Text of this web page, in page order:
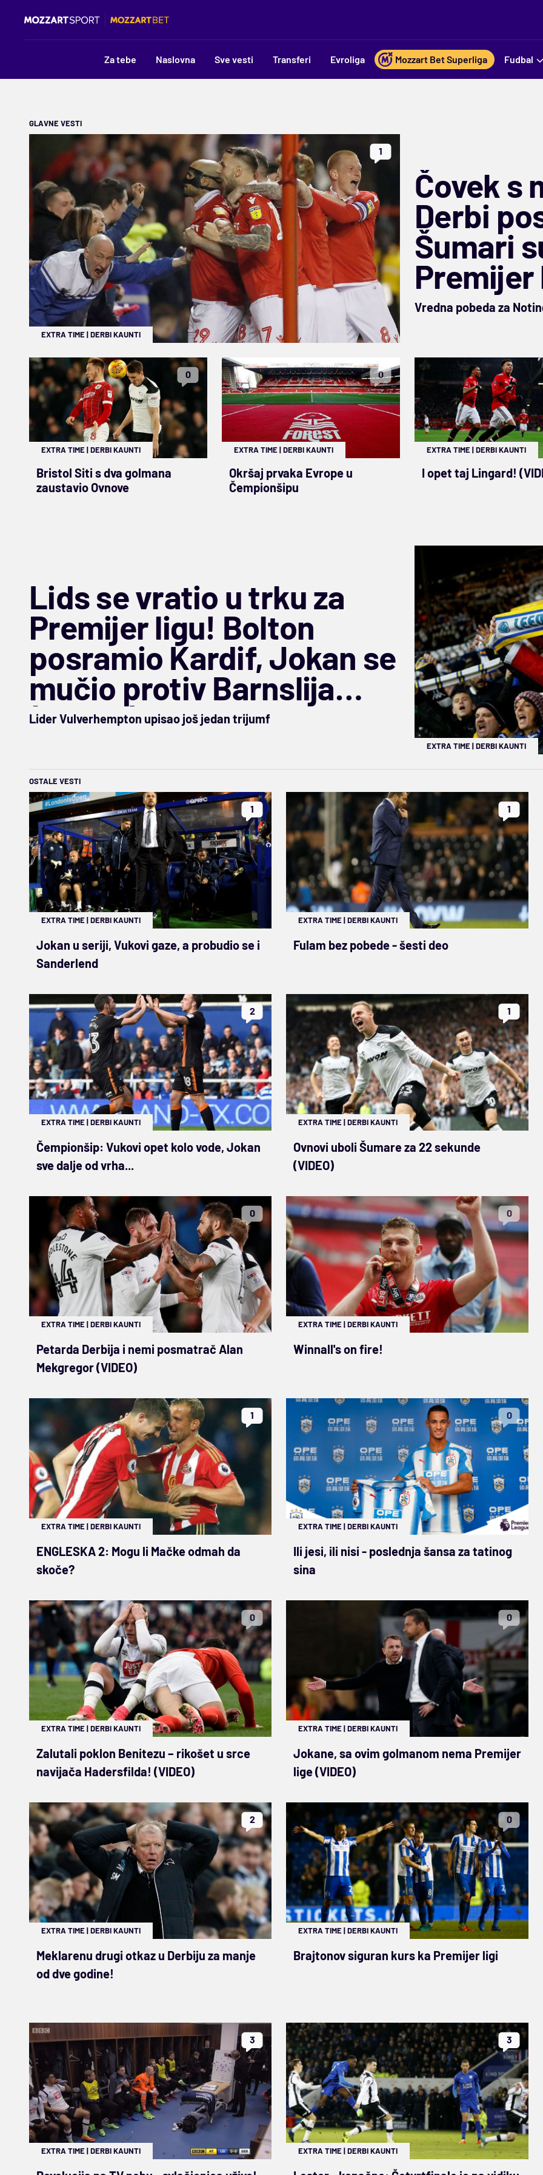
Za tebe Naslovna Sve vesti Transferi Evroliga Mozzart Bet Superliga Fudbal
GLAVNE VESTI
1
EXTRA TIME|DERBI KAUNTI
Čovek s
Derbi
Šumari
Premijer
Vredna pobeda za
0
EXTRA TIME|DERBI KAUNTI
Bristol Siti s dva golmana
zaustavio Ovnove
0
EXTRA TIME|DERBI KAUNTI
Okršaj prvaka Evrope u
Čempionšipu
EXTRA TIME|DERBI KAUNTI
I opet taj Lingard!
EXTRA TIME|DERBI KAUNTI
Lids se vratio u trku za
Premijer ligu! Bolton
posramio Kardif, Jokan se
mučio protiv Barnslija
(VIDEO)
Lider Vulverhempton upisao još jedan trijumf
OSTALE VESTI
1
EXTRA TIME|DERBI KAUNTI
Jokan u seriji, Vukovi gaze, a probudio se i
Sanderlend
1
EXTRA TIME|DERBI KAUNTI
Fulam bez pobede - šesti deo
2
EXTRA TIME|DERBI KAUNTI
Čempionšip: Vukovi opet kolo vode, Jokan
sve dalje od vrha...
1
EXTRA TIME|DERBI KAUNTI
Ovnovi uboli Šumare za 22 sekunde
(VIDEO)
0
EXTRA TIME|DERBI KAUNTI
Petarda Derbija i nemi posmatrač Alan
Mekgregor (VIDEO)
0
EXTRA TIME|DERBI KAUNTI
Winnall's on fire!
1
EXTRA TIME|DERBI KAUNTI
ENGLESKA 2: Mogu li Mačke odmah da
skoče?
0
EXTRA TIME|DERBI KAUNTI
Ili jesi, ili nisi - poslednja šansa za tatinog
sina
0
EXTRA TIME|DERBI KAUNTI
Zalutali poklon Benitezu – rikošet u srce
navijača Hadersfilda! (VIDEO)
0
EXTRA TIME|DERBI KAUNTI
Jokane, sa ovim golmanom nema Premijer
lige (VIDEO)
2
EXTRA TIME|DERBI KAUNTI
Meklarenu drugi otkaz u Derbiju za manje
od dve godine!
0
EXTRA TIME|DERBI KAUNTI
Brajtonov siguran kurs ka Premijer ligi
3
EXTRA TIME|DERBI KAUNTI
3
EXTRA TIME|DERBI KAUNTI